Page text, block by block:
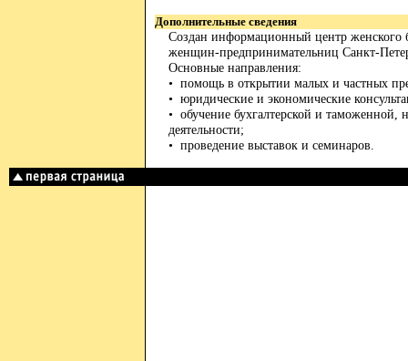
Дополнительные сведения
Создан информационный центр женского
женщин-предпринимательниц Санкт-
Основные направления:
• помощь в открытии малых и частных
• юридические и экономические
• обучение бухгалтерской и таможенной,
деятельности;
• проведение выставок и семинаров.